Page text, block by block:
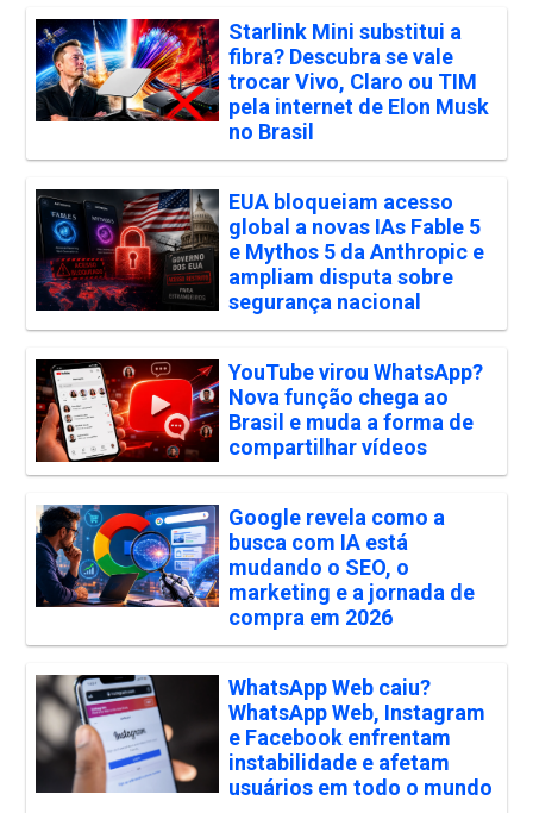
Starlink Mini substitui a
fibra? Descubra se vale
trocar Vivo, Claro ou TIM
pela internet de Elon Musk
no Brasil
EUA bloqueiam acesso
global a novas IAs Fable 5
e Mythos 5 da Anthropic e
ampliam disputa sobre
segurança nacional
YouTube virou WhatsApp?
Nova função chega ao
Brasil e muda a forma de
compartilhar vídeos
Google revela como a
busca com IA está
mudando o SEO, o
marketing e a jornada de
compra em 2026
WhatsApp Web caiu?
WhatsApp Web, Instagram
e Facebook enfrentam
instabilidade e afetam
usuários em todo o mundo